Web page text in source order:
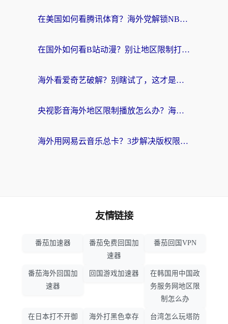
在美国如何看腾讯体育？海外党解锁NBA欧洲杯直播的终极攻略
在国外如何看B站动漫？别让地区限制打断你的追番节奏
海外看爱奇艺破解？别瞎试了，这才是留学生华人追剧看球的正确打开方式
央视影音海外地区限制播放怎么办？海外党亲测有效的回国加速指南
海外用网易云音乐总卡？3步解决版权限制+卡顿，还能听喜马拉雅！
友情链接
番茄加速器
番茄免费回国加
速器
番茄回国VPN
番茄海外回国加
速器
回国游戏加速器
在韩国用中国政
务服务网地区限
制怎么办
在日本打不开御 海外打黑色幸存 台湾怎么玩塔防